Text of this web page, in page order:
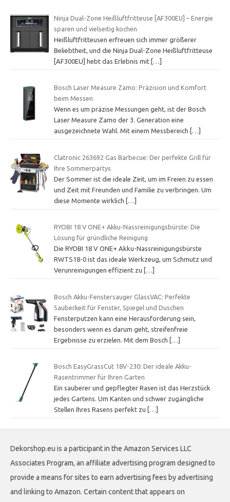
Ninja Dual-Zone Heißluftfritteuse [AF300EU] – Energie
sparen und vielseitig kochen
Heißluftfritteusen erfreuen sich immer größerer
Beliebtheit, und die Ninja Dual-Zone Heißluftfritteuse
[AF300EU] hebt das Erlebnis mit […]
Bosch Laser Measure Zamo: Präzision und Komfort
beim Messen
Wenn es um präzise Messungen geht, ist der Bosch
Laser Measure Zamo der 3. Generation eine
ausgezeichnete Wahl. Mit einem Messbereich
[…]
Clatronic 263692 Gas Barbecue: Der perfekte Grill für
Ihre Sommerpartys
Der Sommer ist die ideale Zeit, um im Freien zu essen
und Zeit mit Freunden und Familie zu verbringen. Um
diese Momente wirklich […]
RYOBI 18 V ONE+ Akku-Nassreinigungsbürste: Die
Lösung für gründliche Reinigung
Die RYOBI 18 V ONE+ Akku-Nassreinigungsbürste
RWTS18-0 ist das ideale Werkzeug, um Schmutz und
Verunreinigungen effizient zu
[…]
Bosch Akku-Fenstersauger GlassVAC: Perfekte
Sauberkeit für Fenster, Spiegel und Duschen
Fensterputzen kann eine Herausforderung sein,
besonders wenn es darum geht, streifenfreie
Ergebnisse zu erzielen. Mit dem Bosch […]
Bosch EasyGrassCut 18V-230: Der ideale Akku-
Rasentrimmer für Ihren Garten
Ein sauberer und gepflegter Rasen ist das Herzstück
jedes Gartens. Um Kanten und schwer zugängliche
Stellen Ihres Rasens perfekt zu
[…]
Dekorshop.eu is a participant in the Amazon Services LLC
Associates Program, an affiliate advertising program designed to
provide a means for sites to earn advertising fees by advertising
and linking to Amazon. Certain content that appears on